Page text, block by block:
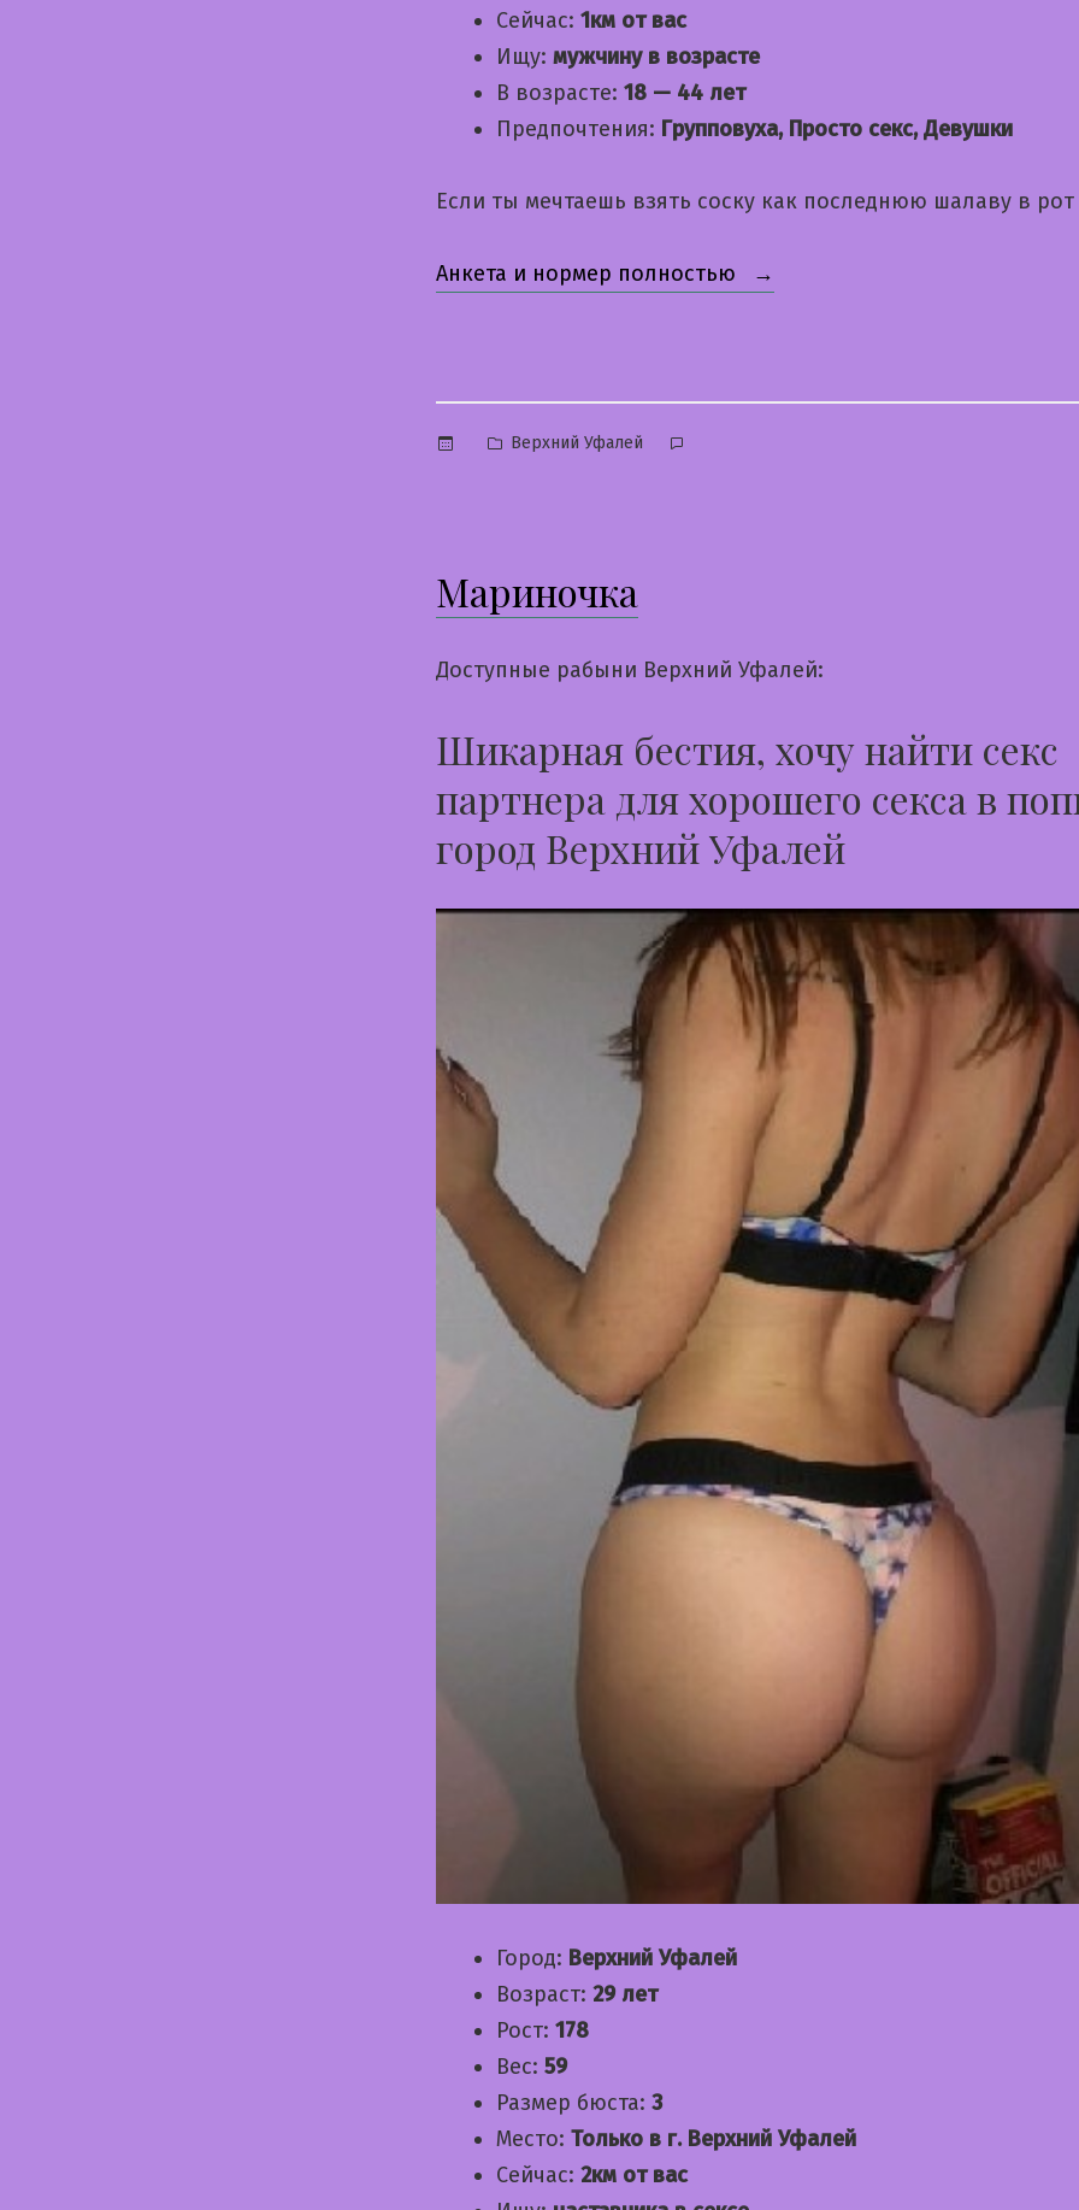
Сейчас: 1км от вас
Ищу: мужчину в возрасте
В возрасте: 18 — 44 лет
Предпочтения: Групповуха, Просто секс, Девушки
Если ты мечтаешь взять соску как последнюю шалаву в рот
Анкета и нормер полностью «Юля»
Опубликовано
Верхний Уфалей
Мариночка
Доступные рабыни Верхний Уфалей:
Шикарная бестия, хочу найти секс
партнера для хорошего секса в
город Верхний Уфалей
Город: Верхний Уфалей
Возраст: 29 лет
Рост: 178
Вес: 59
Размер бюста: 3
Место: Только в г. Верхний Уфалей
Сейчас: 2км от вас